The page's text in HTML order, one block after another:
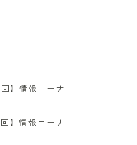
】情報コーナ
】情報コーナ